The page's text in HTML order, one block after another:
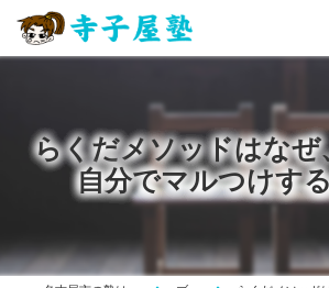
らくだメソッドはなぜ
自分でマルつけす